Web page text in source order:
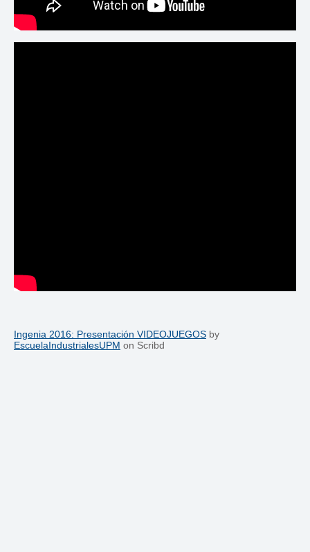
Ingenia 2016: Presentación VIDEOJUEGOS by
EscuelaIndustrialesUPM on Scribd